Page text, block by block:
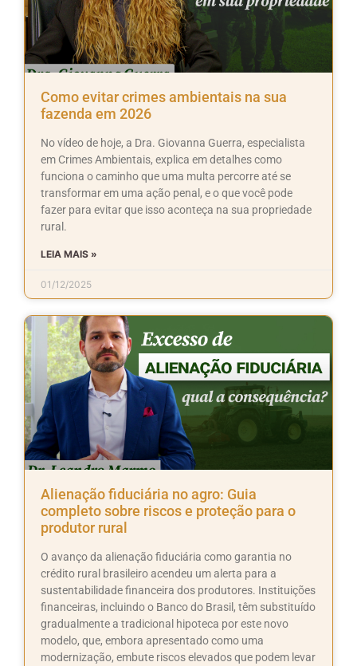
Como evitar crimes ambientais na sua
fazenda em 2026
No vídeo de hoje, a Dra. Giovanna Guerra, especialista
em Crimes Ambientais, explica em detalhes como
funciona o caminho que uma multa percorre até se
transformar em uma ação penal, e o que você pode
fazer para evitar que isso aconteça na sua propriedade
rural.
LEIA MAIS »
01/12/2025
Alienação fiduciária no agro: Guia
completo sobre riscos e proteção para o
produtor rural
O avanço da alienação fiduciária como garantia no
crédito rural brasileiro acendeu um alerta para a
sustentabilidade financeira dos produtores. Instituições
financeiras, incluindo o Banco do Brasil, têm substituído
gradualmente a tradicional hipoteca por este novo
modelo, que, embora apresentado como uma
modernização, embute riscos elevados que podem levar